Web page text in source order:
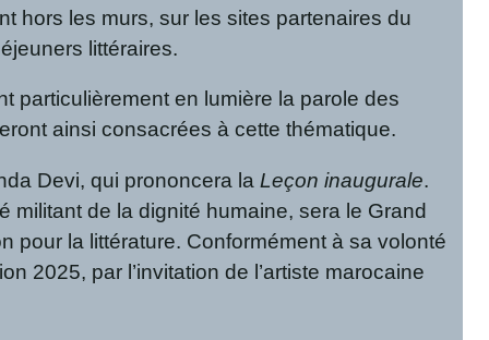
hors les murs, sur les sites partenaires du
littéraires.
particulièrement en lumière la parole des
ainsi consacrées à cette thématique.
Devi, qui prononcera la Leçon inaugurale.
militant de la dignité humaine, sera le Grand
pour la littérature. Conformément à sa volonté
2025, par l’invitation de l’artiste marocaine